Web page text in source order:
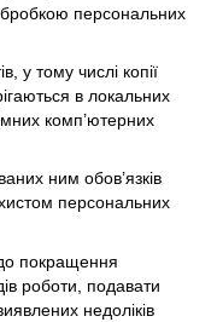
персональних
у тому числі копії
в локальних
комп’ютерних
ним обов’язків
персональних
покращення
роботи, подавати
недоліків